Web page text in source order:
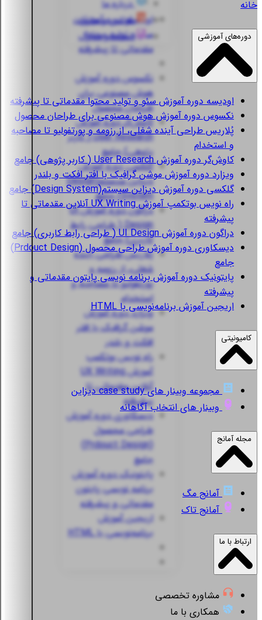
اودیسهدوره آموزش
سئو و تولید محتوا
مقدماتی تا پیشرفته
نکسوسدوره آموزش
هوش مصنوعی برای
طراحان محصول
کاوش‌گردوره آموزش
User Research ( کاربر
پژوهی) جامع
گلکسیدوره آموزش
دیزاین سیستم(Design
System) جامع
دراگون
دوره آموزش UI
Design ( طراحی رابط
کاربری) جامع
پُلاریسطراحی آینده
شغلی، از رزومه و
پورتفولیو تا مصاحبه و
استخدام
ویزارددوره آموزش
موشن گرافیک با افتر
افکت و بلندر
راه نویسبوتکمپ
آموزش UX Writing
آنلاین مقدماتی تا
پیشرفته
دیسکاوریدوره آموزش
طراحی محصول
جامع
پایتونیکدوره آموزش
برنامه نویسی پایتون
مقدماتی و پیشرفته
اریجینآموزش
برنامه‌نویسی با HTML
درباره ما
قوانین و مقررات
استعلام مدارک
خانه
دوره‌های آموزشی
اودیسهدوره آموزش سئو و تولید محتوا مقدماتی تا پیشرفته
نکسوسدوره آموزش هوش مصنوعی برای طراحان محصول
پُلاریسطراحی آینده شغلی، از رزومه و پورتفولیو تا مصاحبه
و استخدام
کاوش‌گردوره آموزش User Research ( کاربر پژوهی) جامع
ویزارددوره آموزش موشن گرافیک با افتر افکت و بلندر
گلکسیدوره آموزش دیزاین سیستم(Design System) جامع
راه نویس
بوتکمپ آموزش UX Writing آنلاین مقدماتی تا
پیشرفته
دراگوندوره آموزش UI Design ( طراحی رابط کاربری) جامع
دیسکاوری
دوره آموزش طراحی محصول (Prdouct Design)
جامع
پایتونیکدوره آموزش برنامه نویسی پایتون مقدماتی و
پیشرفته
اریجینآموزش برنامه‌نویسی با HTML
کامیونیتی
مجموعه وبینار های case study دیزاین
وبینار های انتخاب آگاهانه
مجله آمانج
آمانج مگ
آمانج تاک
ارتباط با ما
مشاوره تخصصی
همکاری با ما